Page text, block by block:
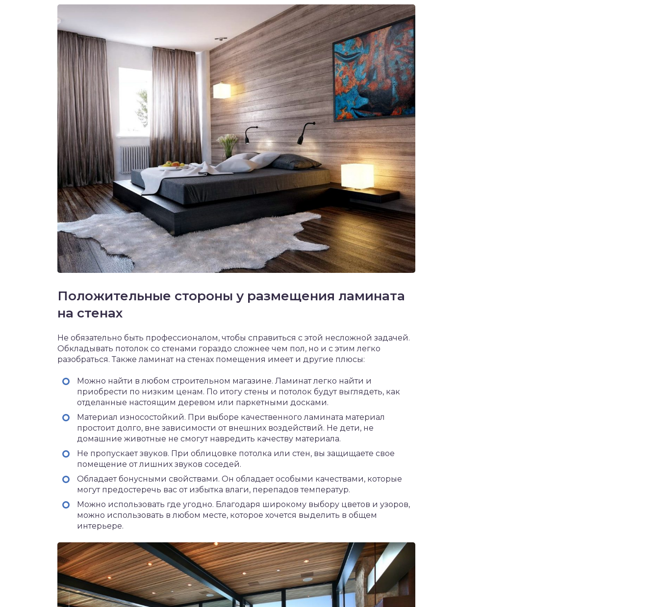
Положительные стороны у размещения ламината
на стенах
Не обязательно быть профессионалом, чтобы справиться с этой несложной задачей.
Обкладывать потолок со стенами гораздо сложнее чем пол, но и с этим легко
разобраться. Также ламинат на стенах помещения имеет и другие плюсы:
Можно найти в любом строительном магазине. Ламинат легко найти и
приобрести по низким ценам. По итогу стены и потолок будут выглядеть, как
отделанные настоящим деревом или паркетными досками.
Материал износостойкий. При выборе качественного ламината материал
простоит долго, вне зависимости от внешних воздействий. Не дети, не
домашние животные не смогут навредить качеству материала.
Не пропускает звуков. При облицовке потолка или стен, вы защищаете свое
помещение от лишних звуков соседей.
Обладает бонусными свойствами. Он обладает особыми качествами, которые
могут предостеречь вас от избытка влаги, перепадов температур.
Можно использовать где угодно. Благодаря широкому выбору цветов и узоров,
можно использовать в любом месте, которое хочется выделить в общем
интерьере.